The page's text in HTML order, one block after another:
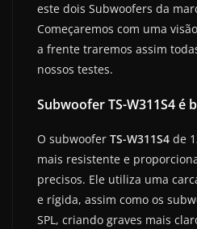
este dois Subwoofers da
Começaremos com uma
a frente traremos assim
nossos testes.
Subwoofer TS-W311S4 é
O subwoofer TS-W311S4 de
mais resistente e
precisos. Ele utiliza uma
e rígida, assim como os
SPL, criando graves mais